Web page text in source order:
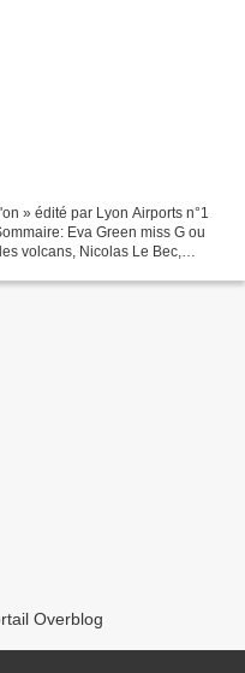
» édité par Lyon Airports n°1
Eva Green miss G ou
volcans, Nicolas Le Bec,
Overblog